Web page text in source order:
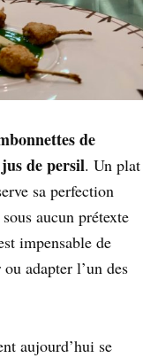
de
de persil. Un plat
sa perfection
aucun prétexte
impensable de
adapter l’un des
aujourd’hui se